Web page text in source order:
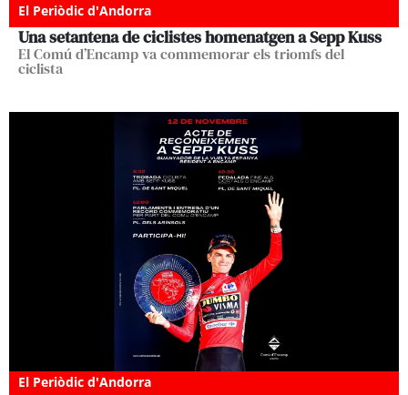
El Periòdic d'Andorra
Una setantena de ciclistes homenatgen a Sepp Kuss
El Comú d’Encamp va commemorar els triomfs del
ciclista
El Periòdic d'Andorra